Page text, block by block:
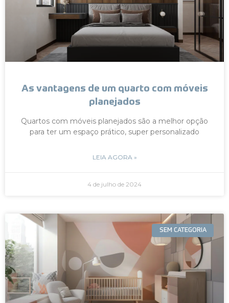
As vantagens de um quarto com móveis
planejados
Quartos com móveis planejados são a melhor opção
para ter um espaço prático, super personalizado
LEIA AGORA »
4 de julho de 2024
SEM CATEGORIA